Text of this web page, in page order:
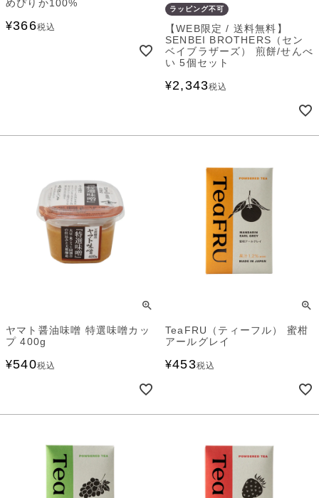
めぴりか100%
¥366税込
ラッピング不可
【WEB限定 / 送料無料】
SENBEI BROTHERS（セン
ベイブラザーズ） 煎餅/せんべ
い 5個セット
¥2,343税込
ヤマト醤油味噌 特選味噌カッ
プ 400g
¥540税込
TeaFRU（ティーフル） 蜜柑
アールグレイ
¥453税込